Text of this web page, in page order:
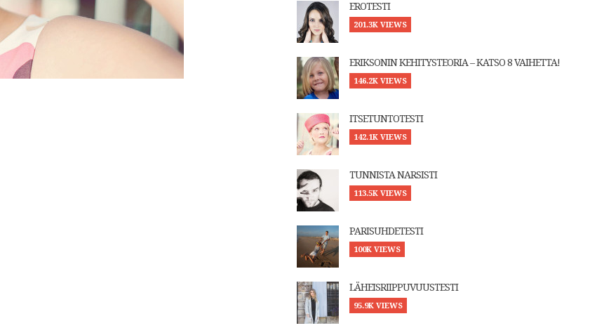
EROTESTI
201.3K VIEWS
ERIKSONIN KEHITYSTEORIA – KATSO 8 VAIHETTA!
146.2K VIEWS
ITSETUNTOTESTI
142.1K VIEWS
TUNNISTA NARSISTI
113.5K VIEWS
PARISUHDETESTI
100K VIEWS
LÄHEISRIIPPUVUUSTESTI
95.9K VIEWS